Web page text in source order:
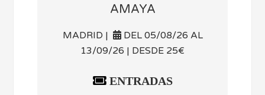
AMAYA
MADRID |
DEL 05/08/26 AL
13/09/26 | DESDE 25€
ENTRADAS